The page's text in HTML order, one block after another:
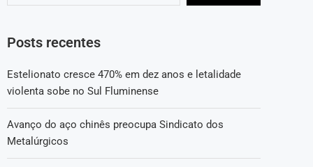
Posts recentes
Estelionato cresce 470% em dez anos e letalidade
violenta sobe no Sul Fluminense
Avanço do aço chinês preocupa Sindicato dos
Metalúrgicos